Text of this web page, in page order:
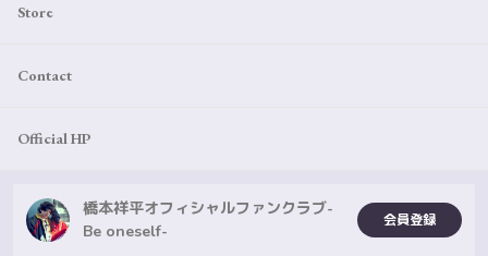
Store
Contact
Official HP
橋本祥平オフィシャルファンクラブ-
Be oneself-
会員登録